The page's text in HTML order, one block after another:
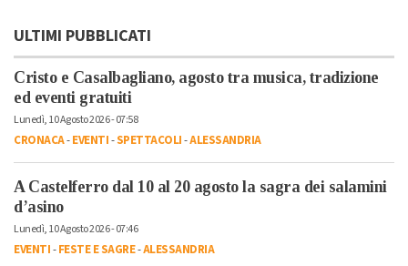
ULTIMI PUBBLICATI
Cristo e Casalbagliano, agosto tra musica, tradizione
ed eventi gratuiti
Lunedì, 10 Agosto 2026 - 07:58
CRONACA-EVENTI-SPETTACOLI-ALESSANDRIA
A Castelferro dal 10 al 20 agosto la sagra dei salamini
d’asino
Lunedì, 10 Agosto 2026 - 07:46
EVENTI-FESTE E SAGRE-ALESSANDRIA